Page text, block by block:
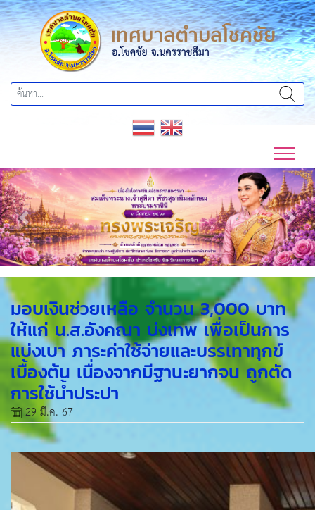
Previous Next
มอบเงินช่วยเหลือ จำนวน 3,000 บาท
ให้แก่ น.ส.อังคณา บ่งเทพ เพื่อเป็นการ
แบ่งเบา ภาระค่าใช้จ่ายและบรรเทาทุกข์
เบื้องต้น เนื่องจากมีฐานะยากจน ถูกตัด
การใช้น้ำประปา
29 มี.ค. 67